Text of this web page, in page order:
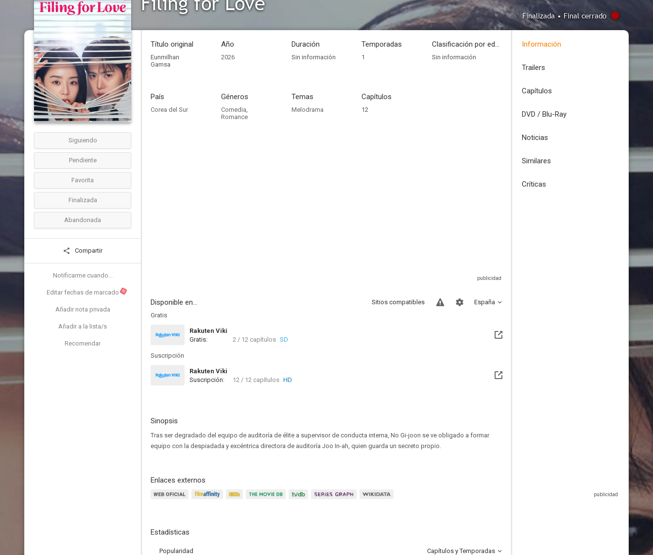
Finalizada • Final cerrado
Siguiendo
Pendiente
Favorita
Finalizada
Abandonada
Compartir
Notificarme cuando...
Editar fechas de marcado N
Añadir nota privada
Añadir a la lista/s
Recomendar
Título original
Eunmilhan
Gamsa
Año
2026
Duración
Sin información
Temporadas
1
Clasificación por edades
Sin información
País
Corea del Sur
Géneros
Comedia,
Romance
Temas
Melodrama
Capítulos
12
Disponible en... España
Sitios compatibles
Gratis
Rakuten Viki
Gratis:
2 / 12 capítulos SD
Suscripción
Rakuten Viki
Suscripción:
12 / 12 capítulos HD
Sinopsis
Tras ser degradado del equipo de auditoría de élite a supervisor de conducta interna, No Gi-joon se ve obligado a formar
equipo con la despiadada y excéntrica directora de auditoría Joo In-ah, quien guarda un secreto propio.
Enlaces externos
Estadísticas
Popularidad Capítulos y Temporadas
Información
Trailers
Capítulos
DVD / Blu-Ray
Noticias
Similares
Críticas